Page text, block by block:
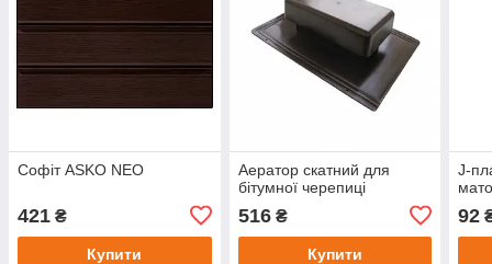
Софіт ASKO NEO
421 ₴
Купити
Аератор скатний для
бітумної черепиці
516₴
Купити
J-
92